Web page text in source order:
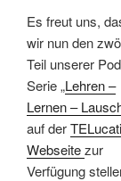
Es freut uns,
wir nun den
Teil unserer
Serie „Lehren –
Lernen –
auf der
Webseitezur
Verfügung